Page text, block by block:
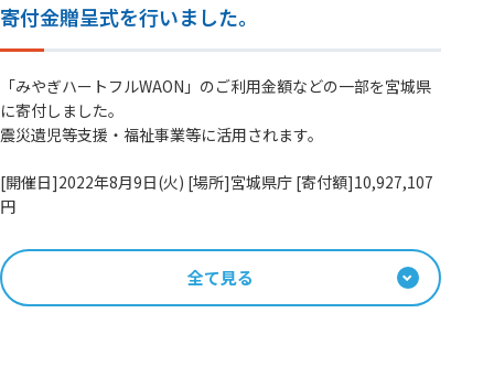
寄付金贈呈式を行いました。
「みやぎハートフルWAON」のご利用金額などの一部を宮城県
に寄付しました。
震災遺児等支援・福祉事業等に活用されます。
[開催日]2022年8月9日(火) [場所]宮城県庁 [寄付額]10,927,107
円
全て見る